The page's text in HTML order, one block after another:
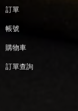
訂單
帳號
購物車
訂單查詢